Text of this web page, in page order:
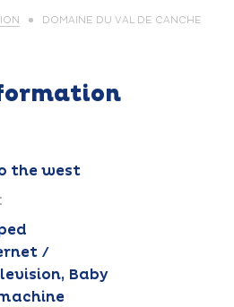
DOMAINE DU VAL DE CANCHE
the west
/
Baby